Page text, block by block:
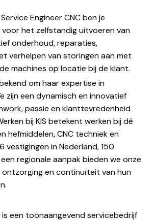
Engineer CNC ben je
het zelfstandig uitvoeren van
onderhoud, reparaties,
verhelpen van storingen aan met
machines op locatie bij de klant.
om haar expertise in
zijn een dynamisch en innovatief
passie en klanttevredenheid
bij KIS betekent werken bij dé
hefmiddelen, CNC techniek en
vestigingen in Nederland, 150
regionale aanpak bieden we onze
en continuïteit van hun
is een toonaangevend servicebedrijf